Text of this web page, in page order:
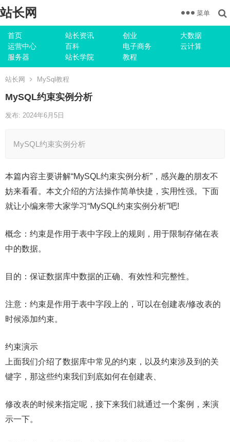
站长网
首页 站长资讯 创业
大数据
运营中心
百科 电子商务
云计算
服务器
站长学院 教程
菜单
站长网 MySql教程
MySQL约束实例分析
发布: 2024年6月5日
MySQL约束实例分析
本篇内容主要讲解“MySQL约束实例分析”，感兴趣的朋友不
妨来看看。本文介绍的方法操作简单快捷，实用性强。下面
就让小编来带大家学习“MySQL约束实例分析”吧!
概念：约束是作用于表中字段上的规则，用于限制存储在表
中的数据。
目的：保证数据库中数据的正确、有效性和完整性。
注意：约束是作用于表中字段上的，可以在创建表/修改表的
时候添加约束。
约束演示
上面我们介绍了数据库中常见的约束，以及约束涉及到的关
键字，那这些约束我们到底如何在创建表、
修改表的时候来指定呢，接下来我们就通过一个案例，来演
示一下。